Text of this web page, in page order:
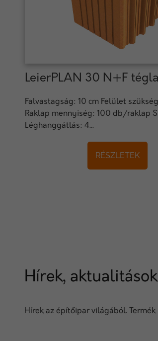
LeierPLAN 30 N+F tégla
Falvastagság: 10 cm Felület
Raklap mennyiség: 100 db/raklap
Léghanggátlás: 4...
RÉSZLETEK
Hírek, aktualitások
Hírek az építőipar világából.